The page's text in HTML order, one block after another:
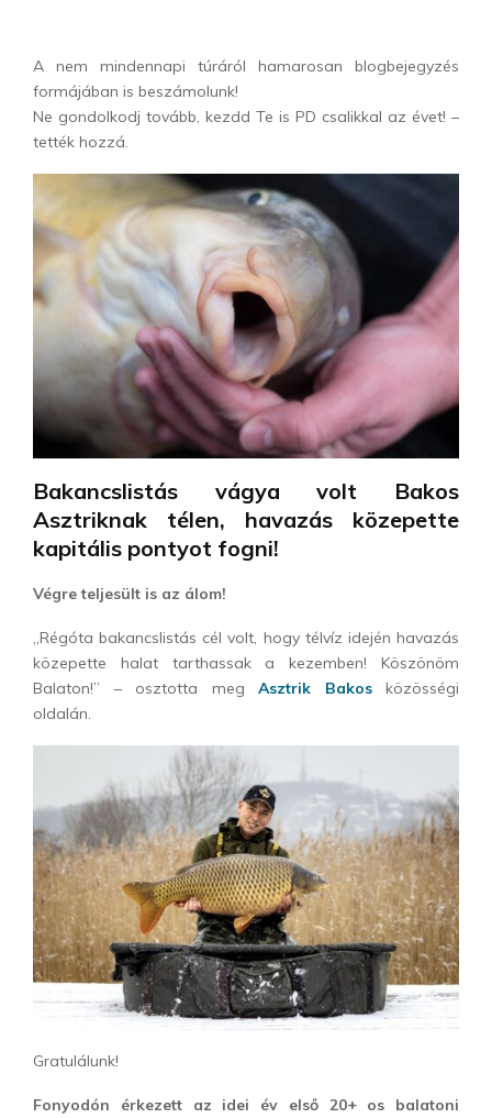
A nem mindennapi túráról hamarosan blogbejegyzés
formájában is beszámolunk!
Ne gondolkodj tovább, kezdd Te is PD csalikkal az évet! –
tették hozzá.
Bakancslistás vágya volt Bakos
Asztriknak télen, havazás közepette
kapitális pontyot fogni!
Végre teljesült is az álom!
„Régóta bakancslistás cél volt, hogy télvíz idején havazás
közepette halat tarthassak a kezemben! Köszönöm
Balaton!” – osztotta meg Asztrik Bakos közösségi
oldalán.
Gratulálunk!
Fonyodón érkezett az idei év első 20+ os balatoni